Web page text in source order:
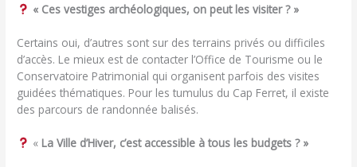
« Ces vestiges archéologiques, on peut les visiter ? »
Certains oui, d’autres sont sur des terrains privés ou difficiles
d’accès. Le mieux est de contacter l’Office de Tourisme ou le
Conservatoire Patrimonial qui organisent parfois des visites
guidées thématiques. Pour les tumulus du Cap Ferret, il existe
des parcours de randonnée balisés.
« La Ville d’Hiver, c’est accessible à tous les budgets ? »